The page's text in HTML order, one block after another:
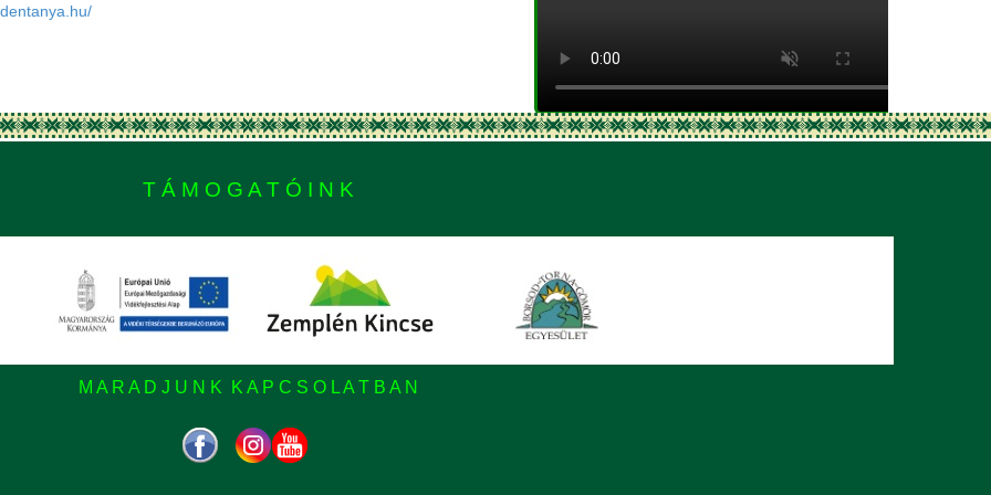
T Á M O G A T Ó I N K
M A R A D J U N K K A P C S O L A T B A N